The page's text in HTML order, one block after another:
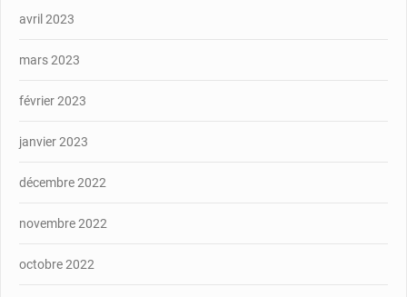
avril 2023
mars 2023
février 2023
janvier 2023
décembre 2022
novembre 2022
octobre 2022